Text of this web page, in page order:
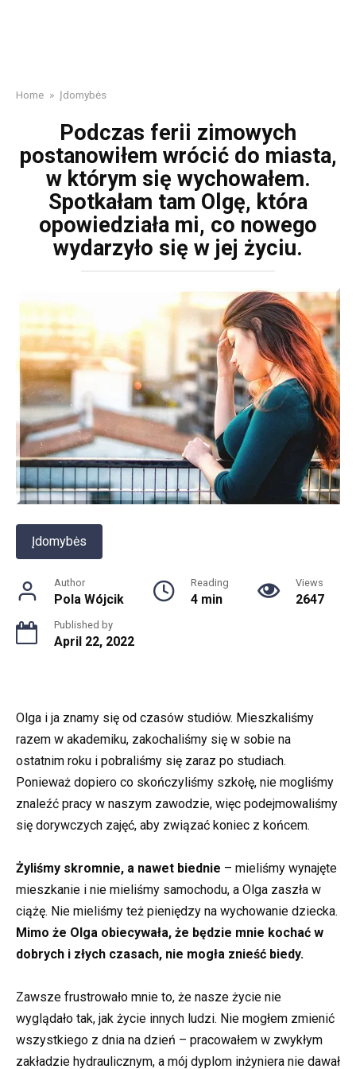
Home » Įdomybės
Podczas ferii zimowych
postanowiłem wrócić do miasta,
w którym się wychowałem.
Spotkałam tam Olgę, która
opowiedziała mi, co nowego
wydarzyło się w jej życiu.
Įdomybės
Author
Pola Wójcik
Reading
4 min
Views
2647
Published by
April 22, 2022
Olga i ja znamy się od czasów studiów. Mieszkaliśmy
razem w akademiku, zakochaliśmy się w sobie na
ostatnim roku i pobraliśmy się zaraz po studiach.
Ponieważ dopiero co skończyliśmy szkołę, nie mogliśmy
znaleźć pracy w naszym zawodzie, więc podejmowaliśmy
się dorywczych zajęć, aby związać koniec z końcem.
Żyliśmy skromnie, a nawet biednie – mieliśmy wynajęte
mieszkanie i nie mieliśmy samochodu, a Olga zaszła w
ciążę. Nie mieliśmy też pieniędzy na wychowanie dziecka.
Mimo że Olga obiecywała, że będzie mnie kochać w
dobrych i złych czasach, nie mogła znieść biedy.
Zawsze frustrowało mnie to, że nasze życie nie
wyglądało tak, jak życie innych ludzi. Nie mogłem zmienić
wszystkiego z dnia na dzień – pracowałem w zwykłym
zakładzie hydraulicznym, a mój dyplom inżyniera nie dawał